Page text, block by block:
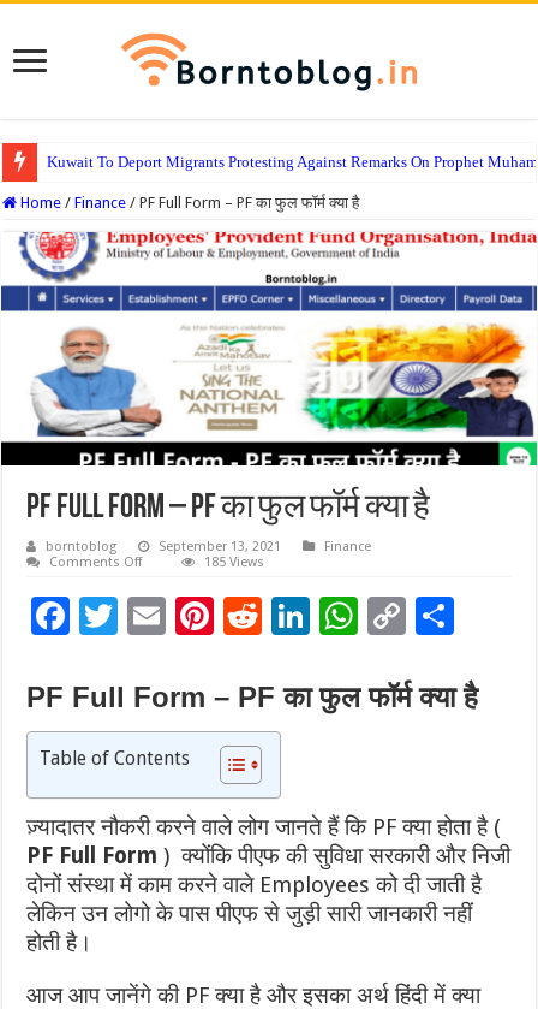
Kuwait To Deport Migrants Protesting Against Remarks On Prophet
Home / Finance / PF Full Form – PF का फुल फॉर्म क्या है
PF Full Form – PF का फुल फॉर्म क्या है
borntoblog September 13, 2021
Finance
Comments Offon
Form
–
PF
फॉर्म
क्या
185 Views
F
e
b
o
o
k
T
tt
er
E
ai
l
Pi
er
es
t
R
d
di
Li
k
n
W
at
p
C
p
n
k
ar
PF Full Form – PF का फुल फॉर्म क्या है
Table of Contents
ज़्यादातर नौकरी करने वाले लोग जानते हैं कि PF क्या होता है (
PF Full Form ) क्योंकि पीएफ की सुविधा सरकारी और निजी
दोनों संस्था में काम करने वाले Employees को दी जाती है
लेकिन उन लोगो के पास पीएफ से जुड़ी सारी जानकारी नहीं
होती है।
आज आप जानेंगे की PF क्या है और इसका अर्थ हिंदी में क्या